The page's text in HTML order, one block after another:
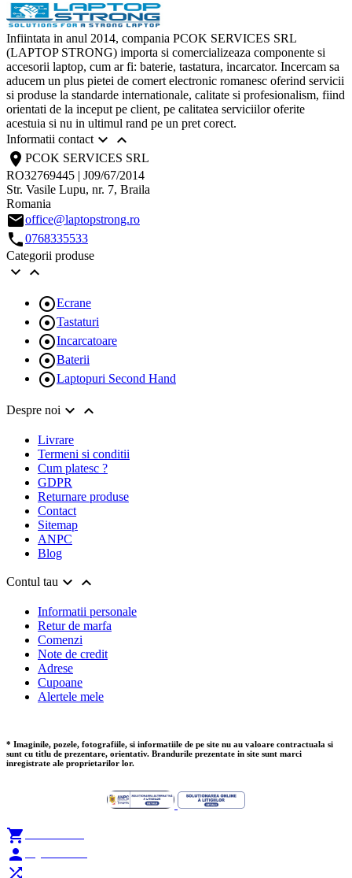
Infiintata in anul 2014, compania PCOK SERVICES SRL
(LAPTOP STRONG) importa si comercializeaza componente si
accesorii laptop, cum ar fi: baterie, tastatura, incarcator. Incercam sa
aducem un plus pietei de comert electronic romanesc oferind servicii
si produse la standarde internationale, calitate si profesionalism, fiind
orientati de la inceput pe client, pe calitatea serviciilor oferite
acestuia si nu in ultimul rand pe un pret corect.
Informatii contact 
location_on PCOK SERVICES SRL
RO32769445 | J09/67/2014
Str. Vasile Lupu, nr. 7, Braila
Romania
emailoffice@laptopstrong.ro
call0768335533
Categorii produse
 
Ecrane
Tastaturi
Incarcatoare
Baterii
Laptopuri Second Hand
Despre noi  
Livrare
Termeni si conditii
Cum platesc ?
GDPR
Returnare produse
Contact
Sitemap
ANPC
Blog
Contul tau  
Informatii personale
Retur de marfa
Comenzi
Note de credit
Adrese
Cupoane
Alertele mele
* Imaginile, pozele, fotografiile, si informatiile de pe site nu au valoare contractuala si
sunt cu titlu de prezentare, orientativ. Brandurile prezentate in site sunt marci
inregistrate ale proprietarilor lor.


